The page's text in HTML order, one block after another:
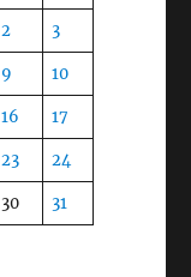
2 3
9 10
16 17
23 24
30 31